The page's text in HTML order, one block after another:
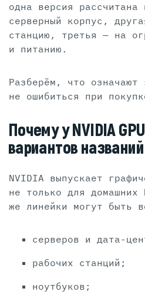
одна версия рассчитана
серверный корпус,
станцию, третья — на
и питанию.
Разберём, что означают
не ошибиться при
Почему у NVIDIA
вариантов названий
NVIDIA выпускает
не только для
же линейки могут быть
серверов и дата-
рабочих станций;
ноутбуков;